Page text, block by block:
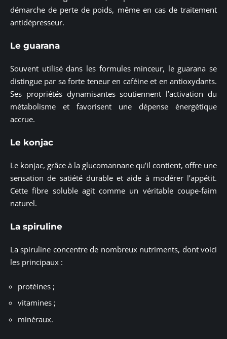
démarche de perte de poids, même en cas de traitement
antidépresseur.
Le guarana
Souvent utilisé dans les formules minceur, le guarana se
distingue par sa forte teneur en caféine et en antioxydants.
Ses propriétés dynamisantes soutiennent l’activation du
métabolisme et favorisent une dépense énergétique
accrue.
Le konjac
Le konjac, grâce à la glucomannane qu’il contient, offre une
sensation de satiété durable et aide à modérer l’appétit.
Cette fibre soluble agit comme un véritable coupe-faim
naturel.
La spiruline
La spiruline concentre de nombreux nutriments, dont voici
les principaux :
protéines ;
vitamines ;
minéraux.